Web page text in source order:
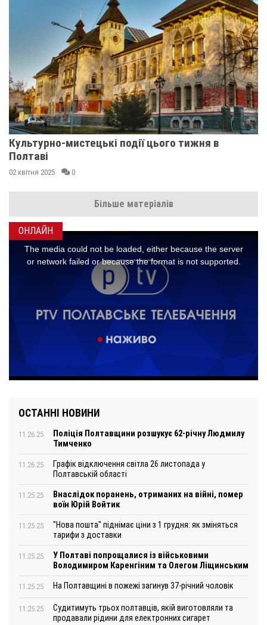
ОНЛАЙН
ОСТАННІ НОВИНИ
11.26.25
Поліція Полтавщини розшукує 62-річну Людмилу
Тимченко
11.26.25
Графік відключення світла 26 листопада у
Полтавській області
11.25.25
Внаслідок поранень, отриманих на війні, помер
воїн Юрій Войтик
11.25.25
"Нова пошта" піднімає ціни з 1 грудня: як зміняться
тарифи з доставки
11.25.25
У Полтаві попрощалися із військовими
Володимиром Каренгіним та Олегом Ліщинським
11.25.25 На Полтавщині в пожежі загинув 37-річний чоловік
11.25.25
Судитимуть трьох полтавців, якій виготовляли та
продавали рідини для електронних сигарет
Культурно-мистецькі події цього тижня в
Полтаві
02 квітня 2025 0
Більше матеріалів